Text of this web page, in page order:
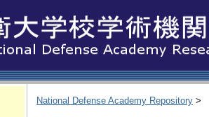
National Defense Academy Repository >